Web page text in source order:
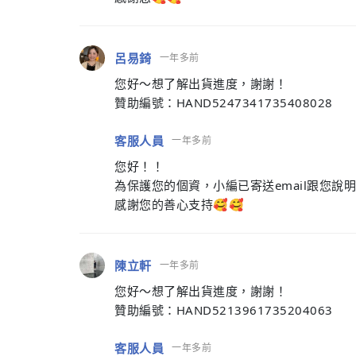
呂易錡 一年多前
您好～想了解出貨進度，謝謝！
贊助編號：HAND5247341735408028
客服人員 一年多前
您好！！
為保護您的個資，小編已寄送email跟您說
感謝您的善心支持🥰🥰
陳立軒 一年多前
您好～想了解出貨進度，謝謝！
贊助編號：HAND5213961735204063
客服人員 一年多前